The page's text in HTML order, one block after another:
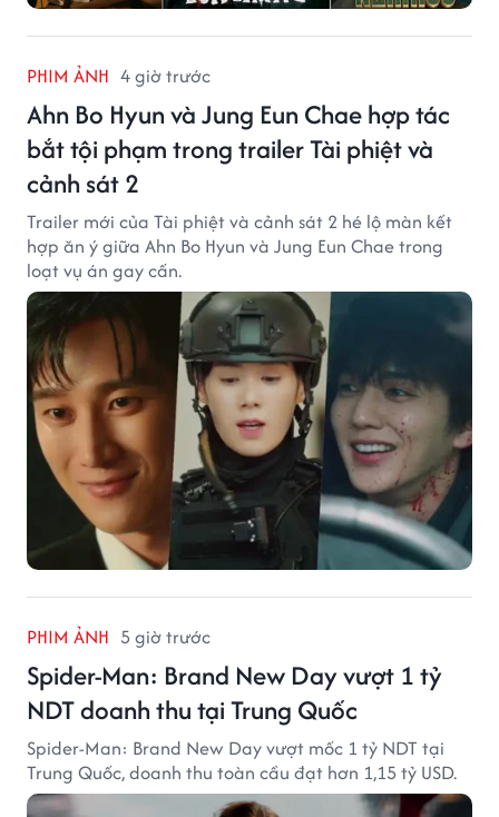
PHIM ẢNH 4 giờ trước
Ahn Bo Hyun và Jung Eun Chae hợp tác
bắt tội phạm trong trailer Tài phiệt và
cảnh sát 2
Trailer mới của Tài phiệt và cảnh sát 2 hé lộ màn kết
hợp ăn ý giữa Ahn Bo Hyun và Jung Eun Chae trong
loạt vụ án gay cấn.
PHIM ẢNH 5 giờ trước
Spider-Man: Brand New Day vượt 1 tỷ
NDT doanh thu tại Trung Quốc
Spider-Man: Brand New Day vượt mốc 1 tỷ NDT tại
Trung Quốc, doanh thu toàn cầu đạt hơn 1,15 tỷ USD.